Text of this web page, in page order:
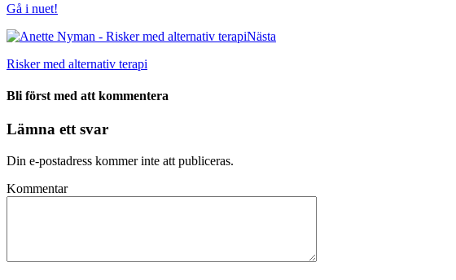
Gå i nuet!
Nästa
Risker med alternativ terapi
Bli först med att kommentera
Lämna ett svar
Din e-postadress kommer inte att publiceras.
Kommentar